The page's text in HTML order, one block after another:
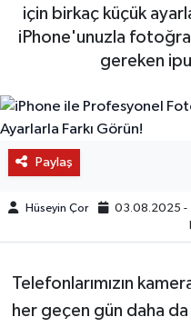
için birkaç küçük
iPhone'unuzla
gereken
Paylaş
Hüseyin Çor 03.08.2025 -
Telefonlarımızın
her geçen gün daha